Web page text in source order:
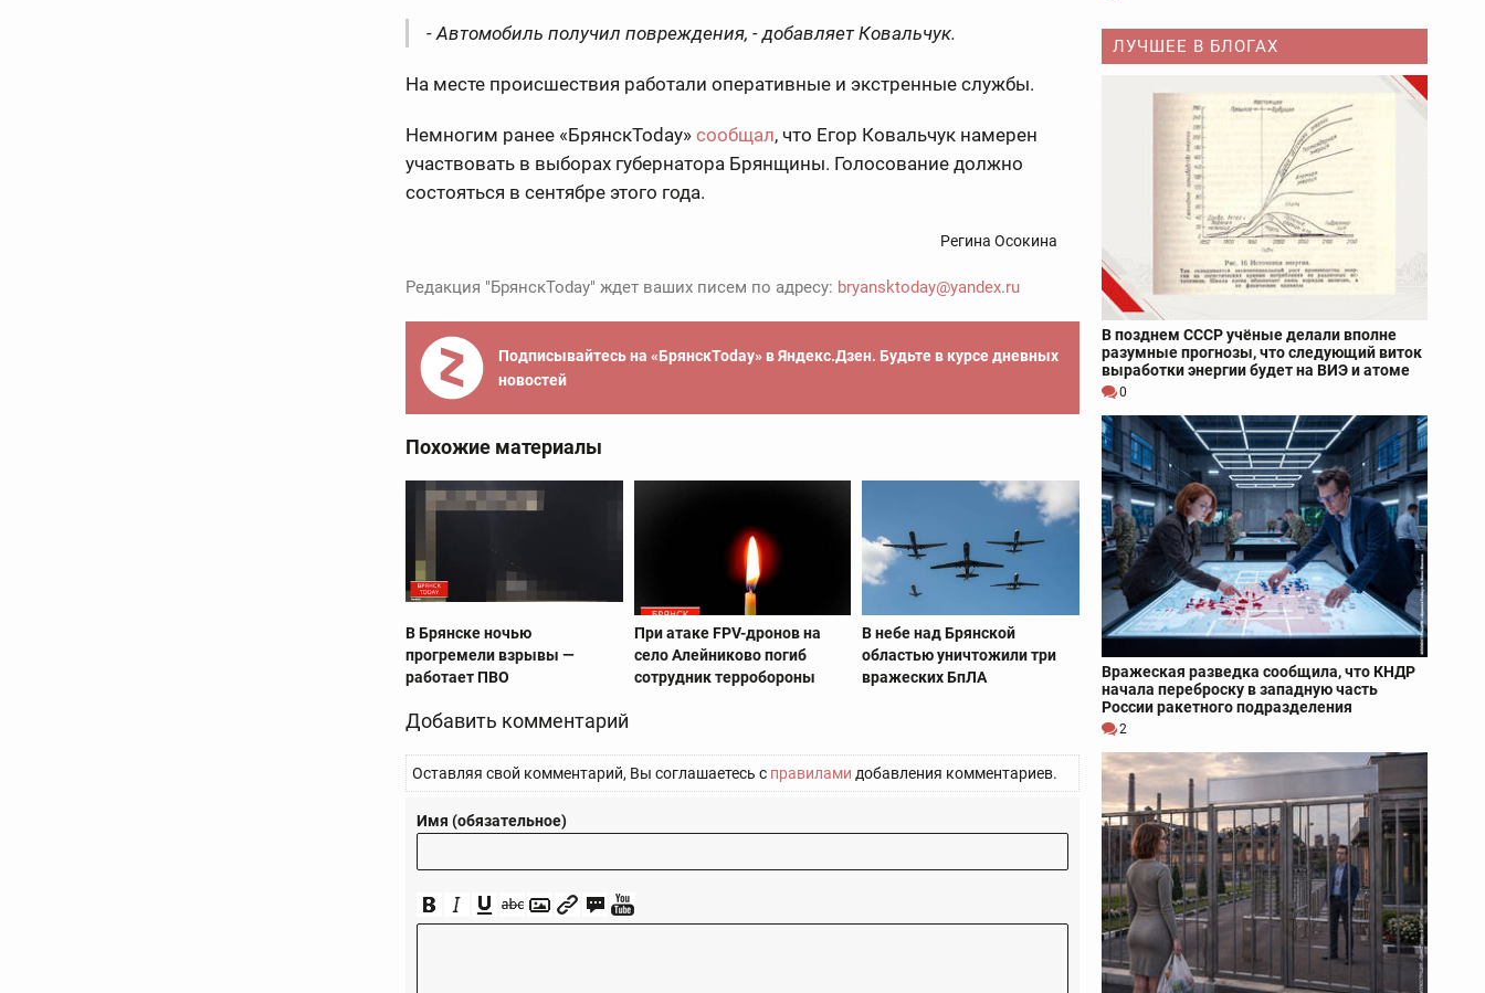
- Автомобиль получил повреждения, - добавляет Ковальчук.
На месте происшествия работали оперативные и экстренные службы.
Немногим ранее «БрянскToday» сообщал, что Егор Ковальчук намерен
участвовать в выборах губернатора Брянщины. Голосование должно
состояться в сентябре этого года.
Регина Осокина
Редакция "БрянскToday" ждет ваших писем по адресу: bryansktoday@yandex.ru
Подписывайтесь на «БрянскToday» в Яндекс.Дзен. Будьте в курсе дневных
новостей
Похожие материалы
В Брянске ночью
прогремели взрывы —
работает ПВО
При атаке FPV-дронов на
село Алейниково погиб
сотрудник терробороны
В небе над Брянской
областью уничтожили три
вражеских БпЛА
Добавить комментарий
Оставляя свой комментарий, Вы соглашаетесь с правилами добавления комментариев.
Имя (обязательное)
ЛУЧШЕЕ В БЛОГАХ
В позднем СССР учёные делали вполне
разумные прогнозы, что следующий виток
выработки энергии будет на ВИЭ и атоме
0
Вражеская разведка сообщила, что КНДР
начала переброску в западную часть
России ракетного подразделения
2